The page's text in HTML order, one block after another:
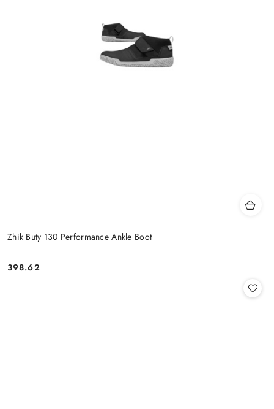
Zhik Buty 130 Performance Ankle Boot
Cena:
398.62